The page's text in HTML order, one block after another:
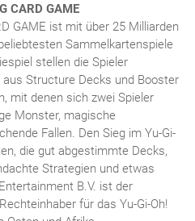
CARD GAME
GAME ist mit über 25 Milliarden
Sammelkartenspiele
stellen die Spieler
Structure Decks und Booster
mit denen sich zwei Spieler
Monster, magische
Fallen. Den Sieg im Yu-Gi-
die gut abgestimmte Decks,
Strategien und etwas
B.V. ist der
für das Yu-Gi-Oh!